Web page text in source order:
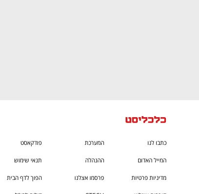
כתבו לנו המערכת פודקאסט
המייל האדום ההנהלה תנאי שימוש
מדיניות פרטיות פרסמו אצלנו הפוך לדף הבית